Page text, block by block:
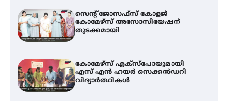
സെന്റ് ജോസഫ്സ് കോളജ്
കോമേഴ്‌സ് അസോസിയേഷന്
തുടക്കമായി
കോമേഴ്സ് എക്സ്പോയുമായി
എസ് എൻ ഹയർ സെക്കൻഡറി
വിദ്യാർത്ഥികൾ